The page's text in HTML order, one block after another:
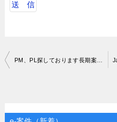
投
PM、PL探しております長期案件-MAX～80万